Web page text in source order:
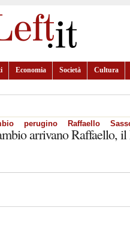
Economia Società Cultura
perugino Raffaello
arrivano Raffaello, il